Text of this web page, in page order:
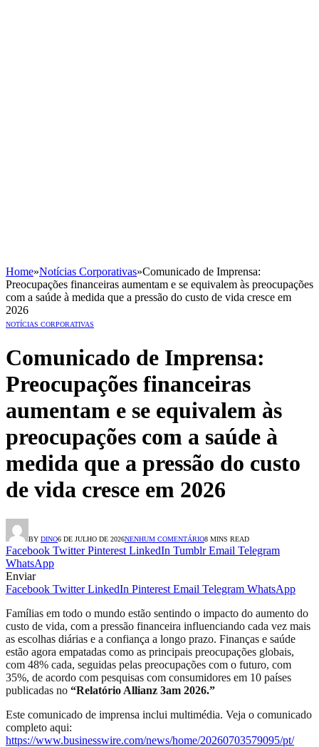
Home»Notícias Corporativas»Comunicado de Imprensa:
Preocupações financeiras aumentam e se equivalem às preocupações
com a saúde à medida que a pressão do custo de vida cresce em
2026
NOTÍCIAS CORPORATIVAS
Comunicado de Imprensa:
Preocupações financeiras
aumentam e se equivalem às
preocupações com a saúde à
medida que a pressão do custo
de vida cresce em 2026
BY DINO6 DE JULHO DE 2026NENHUM COMENTÁRIO8 MINS READ
Facebook Twitter Pinterest LinkedIn Tumblr Email Telegram
WhatsApp
Enviar
Facebook Twitter LinkedIn Pinterest Email Telegram WhatsApp
Famílias em todo o mundo estão sentindo o impacto do aumento do
custo de vida, com a pressão financeira influenciando cada vez mais
as escolhas diárias e a confiança a longo prazo. Finanças e saúde
estão agora empatadas como as principais preocupações globais,
com 48% cada, seguidas pelas preocupações com o futuro, com
35%, de acordo com pesquisas com consumidores em 10 países
publicadas no “Relatório Allianz 3am 2026.”
Este comunicado de imprensa inclui multimédia. Veja o comunicado
completo aqui:
https://www.businesswire.com/news/home/20260703579095/pt/